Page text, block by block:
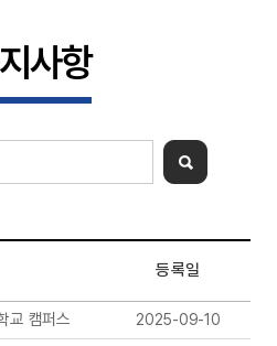
사항
등록일
교 캠퍼스 2025-09-10